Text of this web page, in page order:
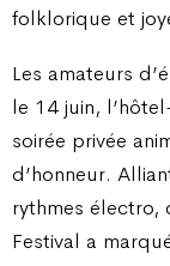
folklorique et
Les amateurs
le 14 juin,
soirée privée
d’honneur.
rythmes électro,
Festival a